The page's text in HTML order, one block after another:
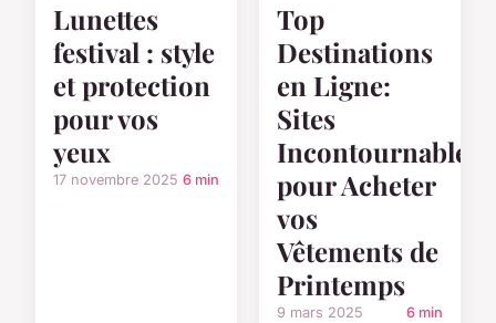
Lunettes
festival : style
et protection
pour vos
yeux
17 novembre 2025 6 min
Top
Destinations
en Ligne:
Sites
Incontournables
pour Acheter
vos
Vêtements de
Printemps
9 mars 2025 6 min